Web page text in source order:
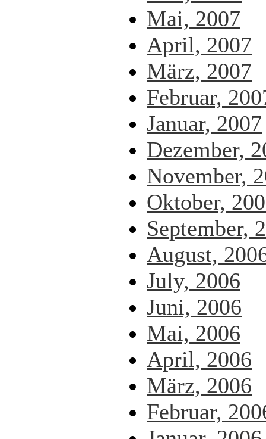
Mai, 2007
April, 2007
März, 2007
Februar,
Januar, 2007
Dezember,
November,
Oktober,
September,
August,
July, 2006
Juni, 2006
Mai, 2006
April, 2006
März, 2006
Februar,